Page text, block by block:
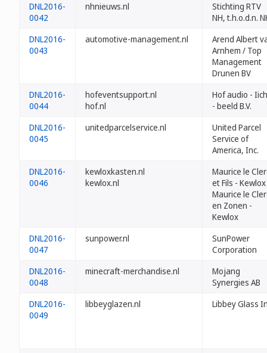
DNL2016-
0042
nhnieuws.nl
Stichting RTV
NH, t.h.o.d.n.
DNL2016-
0043
automotive-management.nl
Arend Albert
Arnhem / Top
Management
Drunen BV
DNL2016-
0044
hofeventsupport.nl
hof.nl
Hof audio -
- beeld B.V.
DNL2016-
0045
unitedparcelservice.nl
United Parcel
Service of
America, Inc.
DNL2016-
0046
kewloxkasten.nl
kewlox.nl
Maurice le
et Fils -
Maurice le
en Zonen -
Kewlox
DNL2016-
0047
sunpower.nl
SunPower
Corporation
DNL2016-
0048
minecraft-merchandise.nl
Mojang
Synergies AB
DNL2016-
0049
libbeyglazen.nl Libbey Glass